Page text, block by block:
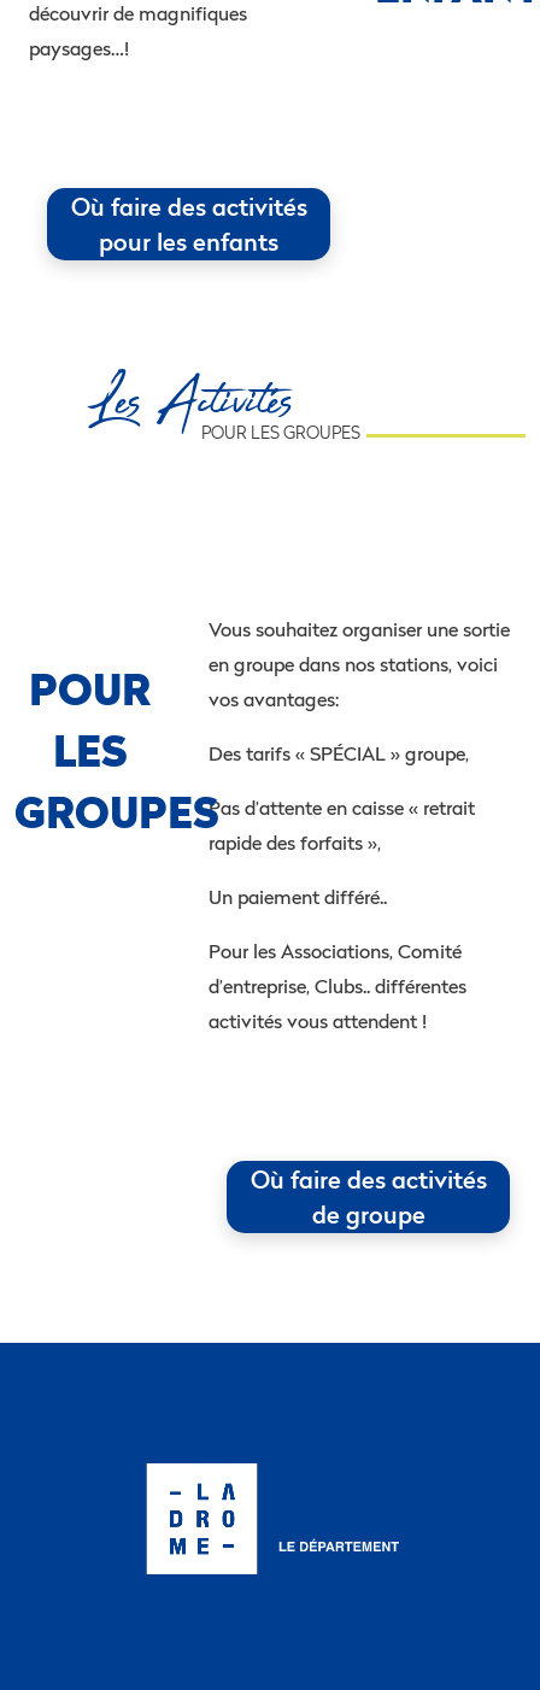
découvrir de magnifiques
paysages…!
Où faire des activités
pour les enfants
Les Activités
POUR LES GROUPES
POUR
LES
GROUPES
Vous souhaitez organiser une sortie
en groupe dans nos stations, voici
vos avantages:
Des tarifs « SPÉCIAL » groupe,
Pas d’attente en caisse « retrait
rapide des forfaits »,
Un paiement différé..
Pour les Associations, Comité
d’entreprise, Clubs.. différentes
activités vous attendent !
Où faire des activités
de groupe